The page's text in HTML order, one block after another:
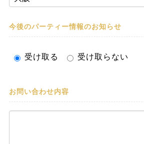
今後のパーティー情報のお知らせ
受け取る 受け取らない
お問い合わせ内容